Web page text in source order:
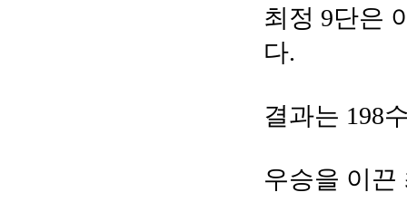
최정 9단은
다.
결과는 198
우승을 이끈